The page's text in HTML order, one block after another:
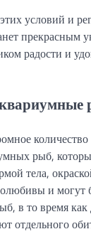
условий и
прекрасным
радости и
рыб,
тела,
и могут
в то время
отдельного